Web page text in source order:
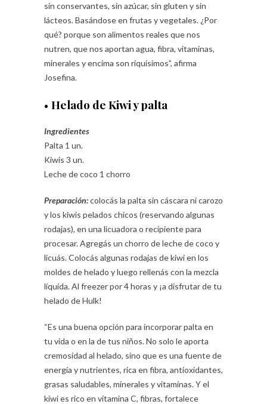
sin conservantes, sin azúcar, sin gluten y sin
lácteos. Basándose en frutas y vegetales. ¿Por
qué? porque son alimentos reales que nos
nutren, que nos aportan agua, fibra, vitaminas,
minerales y encima son riquísimos”, afirma
Josefina.
• Helado de Kiwi y palta
Ingredientes
Palta 1 un.
Kiwis 3 un.
Leche de coco 1 chorro
Preparación:colocás la palta sin cáscara ni carozo
y los kiwis pelados chicos (reservando algunas
rodajas), en una licuadora o recipiente para
procesar. Agregás un chorro de leche de coco y
licuás. Colocás algunas rodajas de kiwi en los
moldes de helado y luego rellenás con la mezcla
líquida. Al freezer por 4 horas y ¡a disfrutar de tu
helado de Hulk!
“Es una buena opción para incorporar palta en
tu vida o en la de tus niños. No solo le aporta
cremosidad al helado, sino que es una fuente de
energía y nutrientes, rica en fibra, antioxidantes,
grasas saludables, minerales y vitaminas. Y el
kiwi es rico en vitamina C, fibras, fortalece